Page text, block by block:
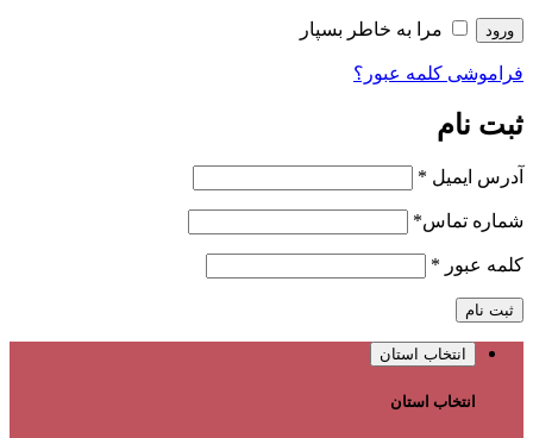
ورود مرا به خاطر بسپار
فراموشی کلمه عبور؟
ثبت نام
آدرس ایمیل *
شماره تماس*
کلمه عبور *
ثبت نام
انتخاب استان
انتخاب استان